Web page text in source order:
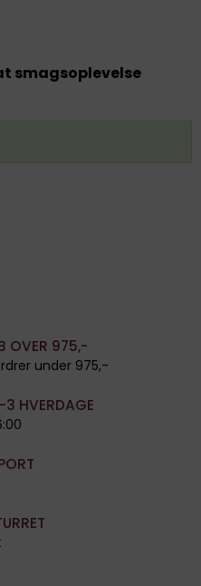
smagsoplevelse
OVER 975,-
under 975,-
3 HVERDAGE